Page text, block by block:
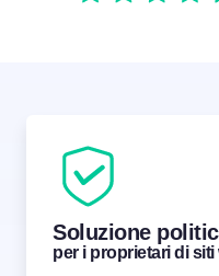
Soluzione
per i proprietari di siti